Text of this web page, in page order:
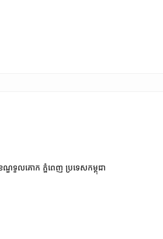
ឌទួលគោក ភ្នំពេញ ប្រទេសកម្ពុជា